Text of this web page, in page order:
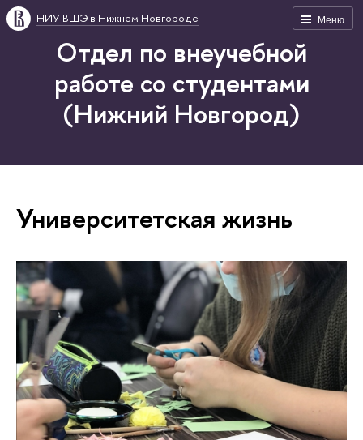
Меню
НИУ ВШЭ в Нижнем Новгороде
Отдел по внеучебной
работе со студентами
(Нижний Новгород)
Университетская жизнь